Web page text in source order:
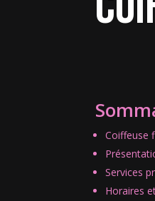
Coiffeuse
Services
Horaires